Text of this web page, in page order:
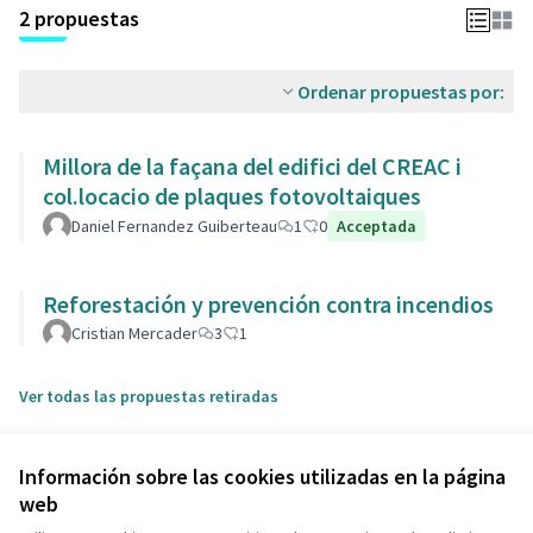
Información sobre las cookies utilizadas en la página
web
2 propuestas
Ordenar propuestas por:
Millora de la façana del edifici del CREAC i
col.locacio de plaques fotovoltaiques
Daniel Fernandez Guiberteau 1 0 Acceptada
Reforestación y prevención contra incendios
Cristian Mercader 3 1
Ver todas las propuestas retiradas